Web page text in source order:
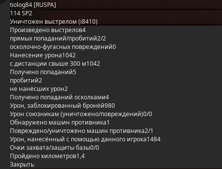
tiolog84 [RUSPA]
114 SP2
Уничтожен выстрелом (i8410)
Произведено выстрелов4
прямых попаданий/пробитий2/2
осколочно-фугасных повреждений0
Нанесение урона1042
с дистанции свыше 300 м1042
Получено попаданий5
пробитий2
не нанёсших урон2
Получено попаданий осколками4
Урон, заблокированный бронёй980
Урон союзникам (уничтожено/повреждений)0/0
Обнаружено машин противника1
Повреждено/уничтожено машин противника2/1
Урон, нанесённый с помощью данного игрока1484
Очки захвата/защиты базы0/0
Пройдено километров1,4
Закрыть